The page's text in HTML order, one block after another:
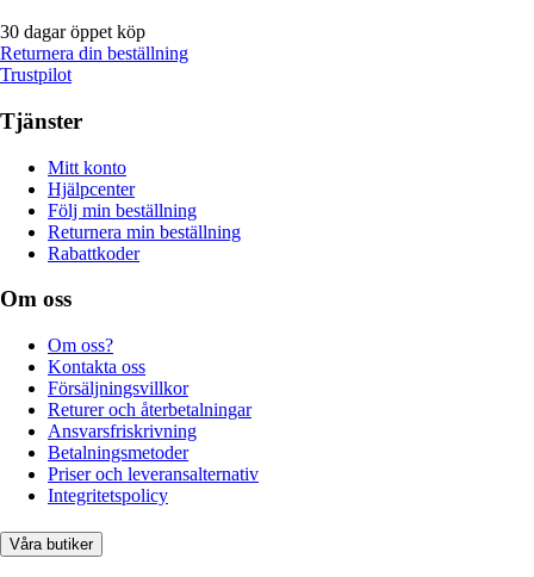
30 dagar öppet köp
Returnera din beställning
Trustpilot
Tjänster
Mitt konto
Hjälpcenter
Följ min beställning
Returnera min beställning
Rabattkoder
Om oss
Om oss?
Kontakta oss
Försäljningsvillkor
Returer och återbetalningar
Ansvarsfriskrivning
Betalningsmetoder
Priser och leveransalternativ
Integritetspolicy
Våra butiker